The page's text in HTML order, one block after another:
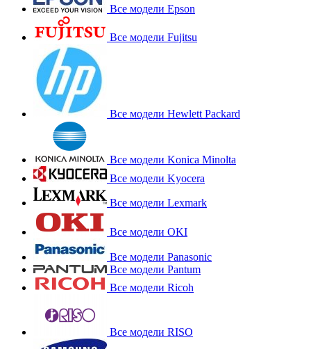
Все модели Epson
Все модели Fujitsu
Все модели Hewlett Packard
Все модели Konica Minolta
Все модели Kyocera
Все модели Lexmark
Все модели OKI
Все модели Panasonic
Все модели Pantum
Все модели Ricoh
Все модели RISO